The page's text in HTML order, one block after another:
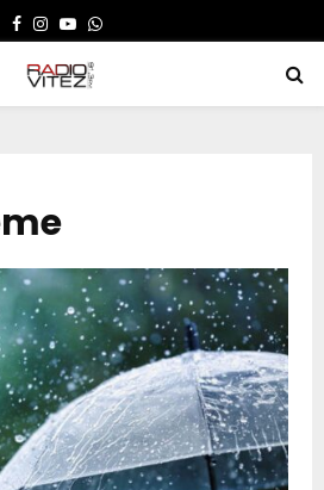
FACEBOOK
INSTAGRAM
YOUTUBE
WHATSAPP